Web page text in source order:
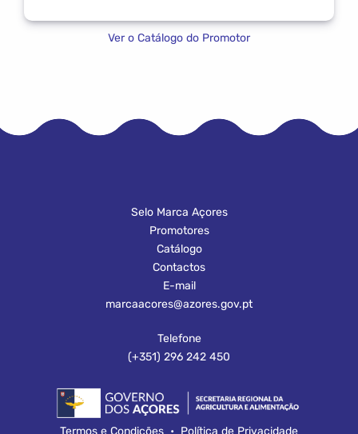
Ver o Catálogo do Promotor
Selo Marca Açores
Promotores
Catálogo
Contactos
E-mail
marcaacores@azores.gov.pt
Telefone
(+351) 296 242 450
Termos e Condições • Política de Privacidade